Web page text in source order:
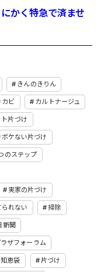
かく特急で済ませ
きんのきりん
カビ カルトナージュ
片づけ
ボケない片づけ
のステップ
実家の片づけ
られない 掃除
新聞
ザフォーラム
恵袋 片づけ